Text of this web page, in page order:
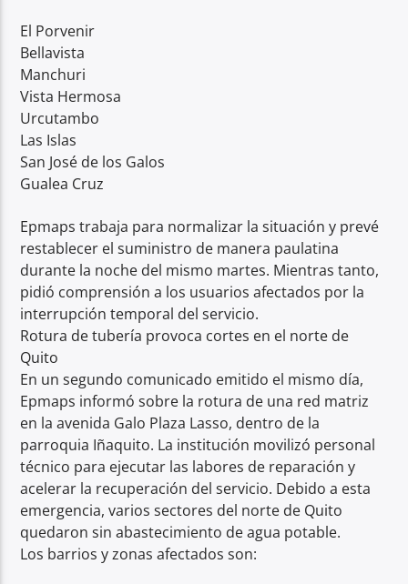
El Porvenir
Bellavista
Manchuri
Vista Hermosa
Urcutambo
Las Islas
San José de los Galos
Gualea Cruz
Epmaps trabaja para normalizar la situación y prevé
restablecer el suministro de manera paulatina
durante la noche del mismo martes. Mientras tanto,
pidió comprensión a los usuarios afectados por la
interrupción temporal del servicio.
Rotura de tubería provoca cortes en el norte de
Quito
En un segundo comunicado emitido el mismo día,
Epmaps informó sobre la rotura de una red matriz
en la avenida Galo Plaza Lasso, dentro de la
parroquia Iñaquito. La institución movilizó personal
técnico para ejecutar las labores de reparación y
acelerar la recuperación del servicio. Debido a esta
emergencia, varios sectores del norte de Quito
quedaron sin abastecimiento de agua potable.
Los barrios y zonas afectados son: